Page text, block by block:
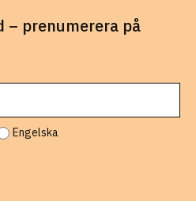
– prenumerera på
Engelska